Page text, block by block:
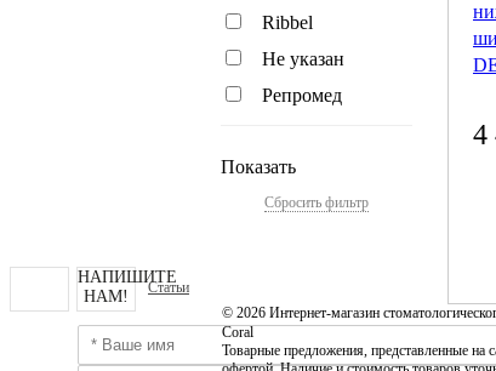
Ribbel
Не указан
Репромед
Показать
Сбросить фильтр
4
НАПИШИТЕ
НАМ!
Статьи
© 2026 Интернет-магазин
Coral
Товарные предложения, представленные на